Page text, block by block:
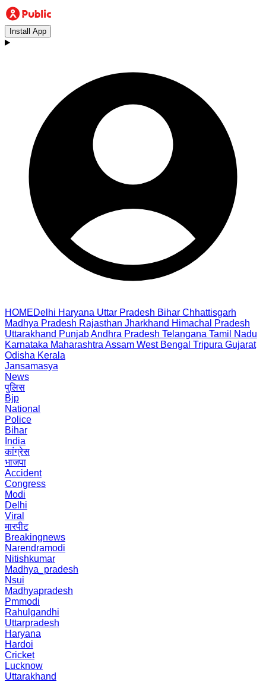
Install App
HOMEDelhi Haryana Uttar Pradesh Bihar Chhattisgarh
Madhya Pradesh Rajasthan Jharkhand Himachal Pradesh
Uttarakhand PunjabAndhra Pradesh Telangana Tamil Nadu
Karnataka Maharashtra Assam West Bengal Tripura Gujarat
Odisha Kerala
Jansamasya
News
पुलिस
Bjp
National
Police
Bihar
India
कांग्रेस
भाजपा
Accident
Congress
Modi
Delhi
Viral
मारपीट
Breakingnews
Narendramodi
Nitishkumar
Madhya_pradesh
Nsui
Madhyapradesh
Pmmodi
Rahulgandhi
Uttarpradesh
Haryana
Hardoi
Cricket
Lucknow
Uttarakhand